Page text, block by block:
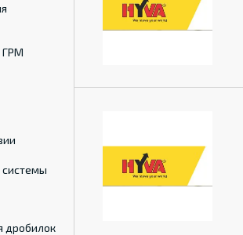
ГРМ
системы
дробилок